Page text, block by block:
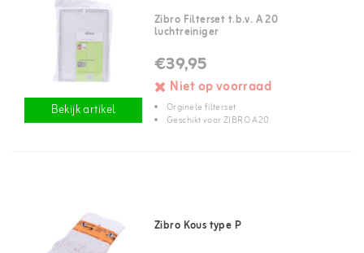
Bekijk artikel
Zibro Filterset t.b.v. A 20
luchtreiniger
€39,95
Niet op voorraad
Orginele filterset
Geschikt voor ZIBRO A20
Zibro Kous type P